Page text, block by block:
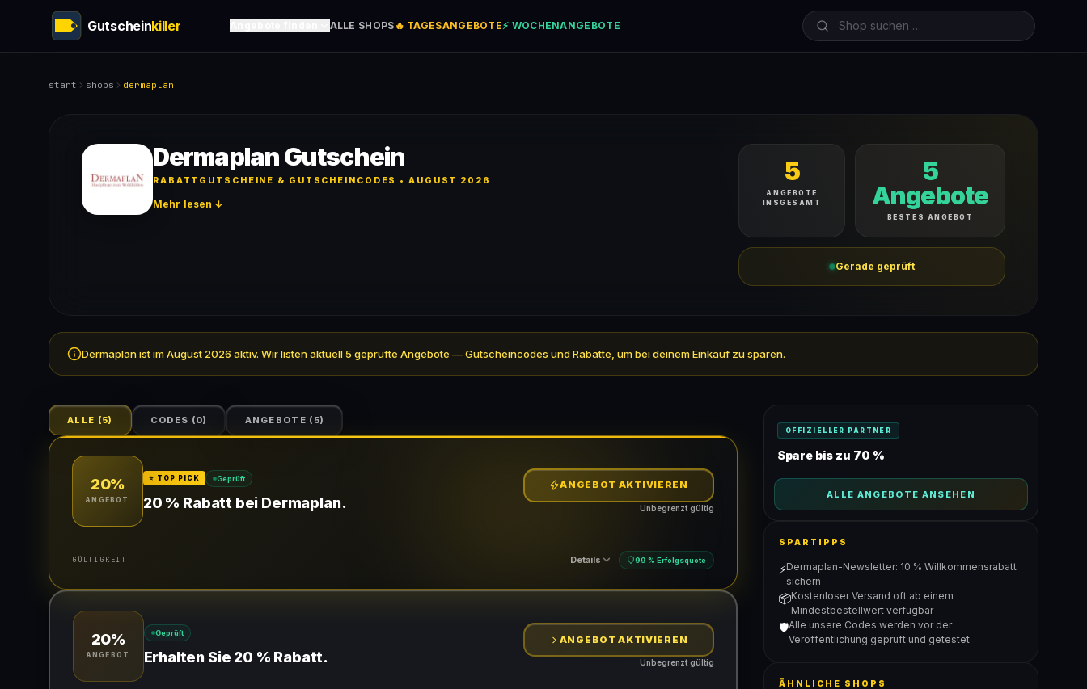
Gutscheinkiller ALLE SHOPS 🔥 TAGESANGEBOTE⚡ WOCHENANGEBOTE
start shops dermaplan
Dermaplan Gutschein
RABATTGUTSCHEINE & GUTSCHEINCODES • AUGUST 2026
Mehr lesen ↓
5
ANGEBOTE
INSGESAMT
5
Angebote
BESTES ANGEBOT
Gerade geprüft
Dermaplan ist im August 2026 aktiv. Wir listen aktuell 5 geprüfte Angebote — Gutscheincodes und Rabatte, um bei deinem Einkauf zu sparen.
ALLE (5) CODES (0) ANGEBOTE ( 5)
20%
ANGEBOT
⭐ TOP PICK Geprüft
20 % Rabatt bei Dermaplan.
ANGEBOT AKTIVIEREN
Unbegrenzt gültig
GÜLTIGKEIT Details 99 % Erfolgsquote
Gültig für teilnehmende Produkte
20%
ANGEBOT
Geprüft
Erhalten Sie 20 % Rabatt.
ANGEBOT AKTIVIEREN
Unbegrenzt gültig
OFFIZIELLER PARTNER
Spare bis zu 70 %
ALLE ANGEBOTE ANSEHEN
SPARTIPPS
⚡Dermaplan-Newsletter: 10 % Willkommensrabatt
sichern
📦Kostenloser Versand oft ab einem
Mindestbestellwert verfügbar
🛡️Alle unsere Codes werden vor der
Veröffentlichung geprüft und getestet
ÄHNLICHE SHOPS